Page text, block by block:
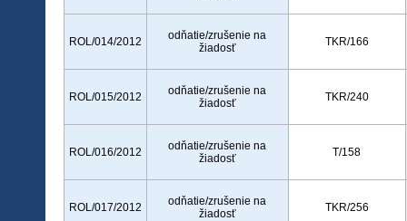
ROL/014/2012
odňatie/zrušenie na
žiadosť
TKR/166
ROL/015/2012
odňatie/zrušenie na
žiadosť
TKR/240
ROL/016/2012
odňatie/zrušenie na
žiadosť
T/158
ROL/017/2012
odňatie/zrušenie na
žiadosť
TKR/256